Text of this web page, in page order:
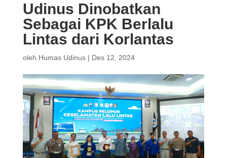
Udinus Dinobatkan
Sebagai KPK Berlalu
Lintas dari Korlantas
oleh Humas Udinus| Des 12, 2024